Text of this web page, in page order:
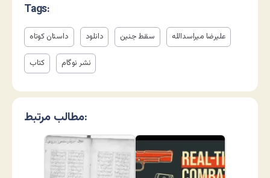
Tags:
داستان کوتاه دانلود سقط جنین علیرضا میراسدالله
کتاب نشر نوگام
مطالب مرتبط: